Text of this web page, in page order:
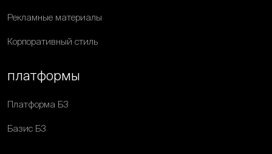
Рекламные материалы
Корпоративный стиль
платформы
Платформа Б3
Базис Б3